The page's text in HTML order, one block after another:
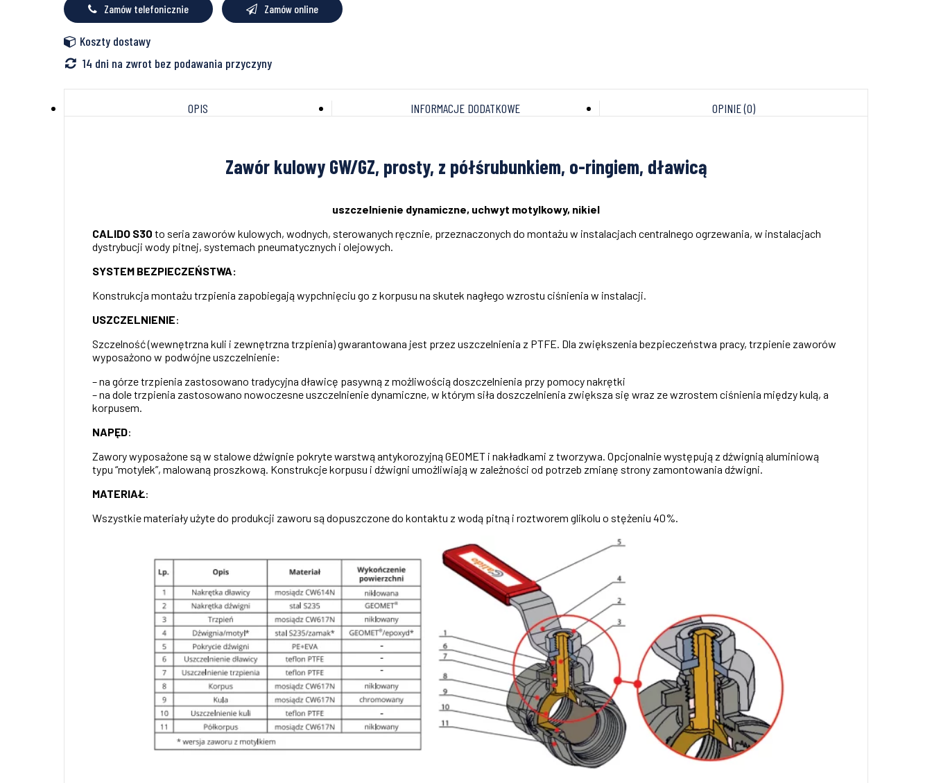
o-
ringiem
motyl
Zamów telefonicznie Zamów online
Koszty dostawy
14 dni na zwrot bez podawania przyczyny
OPIS INFORMACJE DODATKOWE OPINIE (0)
Zawór kulowy GW/GZ, prosty, z półśrubunkiem, o-ringiem, dławicą
uszczelnienie dynamiczne, uchwyt motylkowy, nikiel
CALIDO S30 to seria zaworów kulowych, wodnych, sterowanych ręcznie, przeznaczonych do montażu w instalacjach centralnego ogrzewania, w instalacjach
dystrybucji wody pitnej, systemach pneumatycznych i olejowych.
SYSTEM BEZPIECZEŃSTWA:
Konstrukcja montażu trzpienia zapobiegają wypchnięciu go z korpusu na skutek nagłego wzrostu ciśnienia w instalacji.
USZCZELNIENIE:
Szczelność (wewnętrzna kuli i zewnętrzna trzpienia) gwarantowana jest przez uszczelnienia z PTFE. Dla zwiększenia bezpieczeństwa pracy, trzpienie zaworów
wyposażono w podwójne uszczelnienie:
– na górze trzpienia zastosowano tradycyjna dławicę pasywną z możliwością doszczelnienia przy pomocy nakrętki
– na dole trzpienia zastosowano nowoczesne uszczelnienie dynamiczne, w którym siła doszczelnienia zwiększa się wraz ze wzrostem ciśnienia między kulą, a
korpusem.
NAPĘD:
Zawory wyposażone są w stalowe dźwignie pokryte warstwą antykorozyjną GEOMET i nakładkami z tworzywa. Opcjonalnie występują z dźwignią aluminiową
typu “motylek”, malowaną proszkową. Konstrukcje korpusu i dźwigni umożliwiają w zależności od potrzeb zmianę strony zamontowania dźwigni.
MATERIAŁ:
Wszystkie materiały użyte do produkcji zaworu są dopuszczone do kontaktu z wodą pitną i roztworem glikolu o stężeniu 40%.